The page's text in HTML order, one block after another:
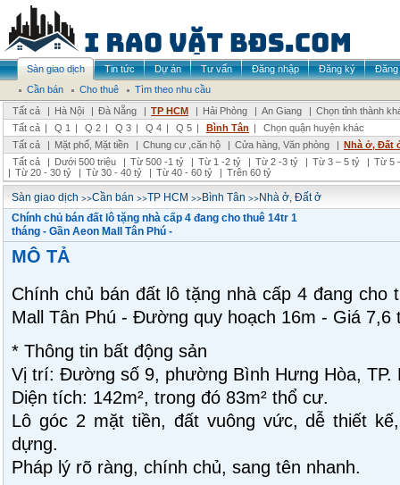
Sàn giao dịch Tin tức Dự án Tư vấn Đăng nhập Đăng ký
Đăng
Cần bán
Cho thuê
Tìm theo nhu cầu
Tất cả
| Hà Nội | Đà Nẵng | TP HCM | Hải Phòng | An Giang | Chọn tỉnh thành
Tất cả | Q 1 | Q 2 | Q 3 | Q 4 | Q 5 | Bình Tân |
Chọn quận huyện khác
Tất cả
| Mặt phố, Mặt tiền | Chung cư ,căn hộ | Cửa hàng, Văn phòng | Nhà ở, Đất
Tất cả
| Dưới 500 triệu | Từ 500 -1 tỷ | Từ 1 -2 tỷ | Từ 2 -3 tỷ | Từ 3 – 5 tỷ | Từ 5
| Từ 20 - 30 tỷ | Từ 30 - 40 tỷ | Từ 40 - 60 tỷ | Trên 60 tỷ
Sàn giao dịch >>Cần bán >>TP HCM >>Bình Tân >>Nhà ở, Đất ở
Chính chủ bán đất lô tặng nhà cấp 4 đang cho thuê 14tr 1
tháng - Gần Aeon Mall Tân Phú -
MÔ TẢ
Chính chủ bán đất lô tặng nhà cấp 4 đang cho
Mall Tân Phú - Đường quy hoạch 16m - Giá 7,6
* Thông tin bất động sản
Vị trí: Đường số 9, phường Bình Hưng Hòa, TP.
Diện tích: 142m², trong đó 83m² thổ cư.
Lô góc 2 mặt tiền, đất vuông vức, dễ thiết
dựng.
Pháp lý rõ ràng, chính chủ, sang tên nhanh.